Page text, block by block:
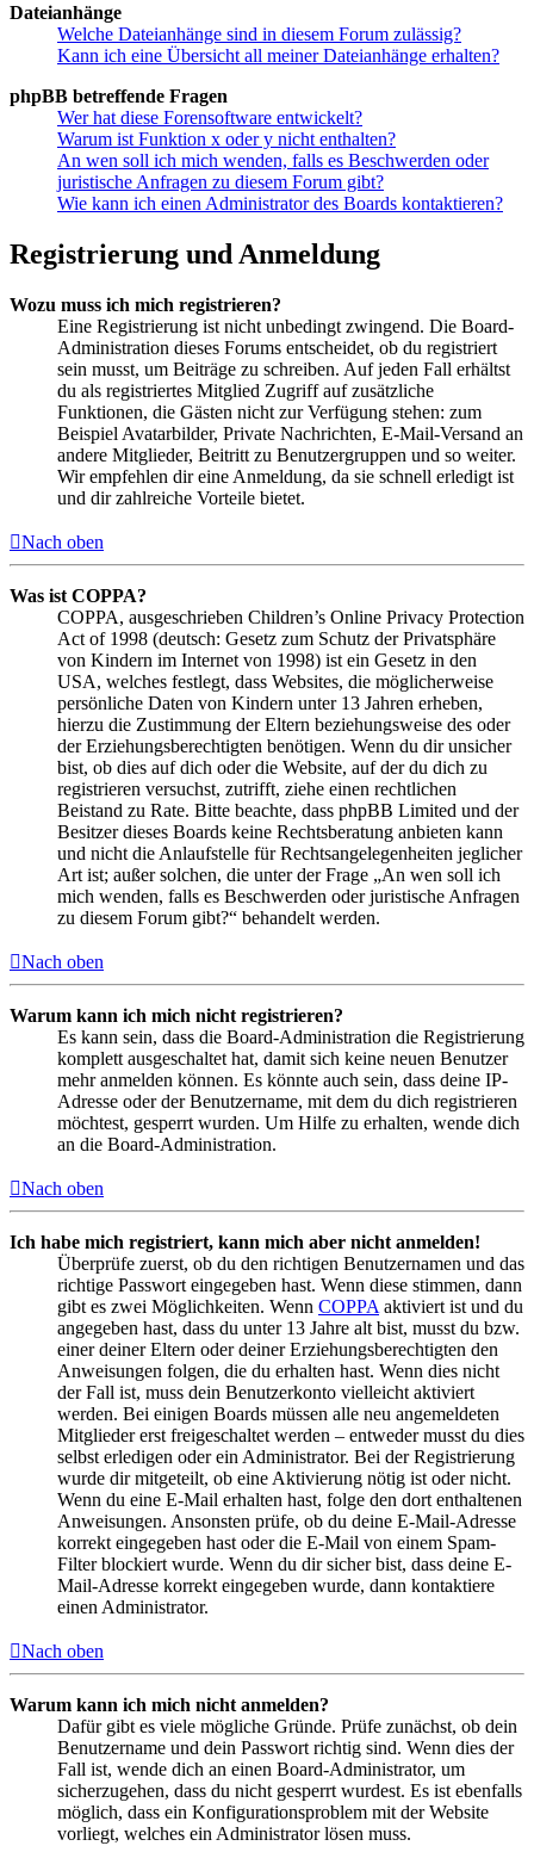
Dateianhänge
Welche Dateianhänge sind in diesem Forum zulässig?
Kann ich eine Übersicht all meiner Dateianhänge erhalten?
phpBB betreffende Fragen
Wer hat diese Forensoftware entwickelt?
Warum ist Funktion x oder y nicht enthalten?
An wen soll ich mich wenden, falls es Beschwerden oder
juristische Anfragen zu diesem Forum gibt?
Wie kann ich einen Administrator des Boards kontaktieren?
Registrierung und Anmeldung
Wozu muss ich mich registrieren?
Eine Registrierung ist nicht unbedingt zwingend. Die Board-
Administration dieses Forums entscheidet, ob du registriert
sein musst, um Beiträge zu schreiben. Auf jeden Fall erhältst
du als registriertes Mitglied Zugriff auf zusätzliche
Funktionen, die Gästen nicht zur Verfügung stehen: zum
Beispiel Avatarbilder, Private Nachrichten, E-Mail-Versand an
andere Mitglieder, Beitritt zu Benutzergruppen und so weiter.
Wir empfehlen dir eine Anmeldung, da sie schnell erledigt ist
und dir zahlreiche Vorteile bietet.
Nach oben
Was ist COPPA?
COPPA, ausgeschrieben Children’s Online Privacy Protection
Act of 1998 (deutsch: Gesetz zum Schutz der Privatsphäre
von Kindern im Internet von 1998) ist ein Gesetz in den
USA, welches festlegt, dass Websites, die möglicherweise
persönliche Daten von Kindern unter 13 Jahren erheben,
hierzu die Zustimmung der Eltern beziehungsweise des oder
der Erziehungsberechtigten benötigen. Wenn du dir unsicher
bist, ob dies auf dich oder die Website, auf der du dich zu
registrieren versuchst, zutrifft, ziehe einen rechtlichen
Beistand zu Rate. Bitte beachte, dass phpBB Limited und der
Besitzer dieses Boards keine Rechtsberatung anbieten kann
und nicht die Anlaufstelle für Rechtsangelegenheiten jeglicher
Art ist; außer solchen, die unter der Frage „An wen soll ich
mich wenden, falls es Beschwerden oder juristische Anfragen
zu diesem Forum gibt?“ behandelt werden.
Nach oben
Warum kann ich mich nicht registrieren?
Es kann sein, dass die Board-Administration die Registrierung
komplett ausgeschaltet hat, damit sich keine neuen Benutzer
mehr anmelden können. Es könnte auch sein, dass deine IP-
Adresse oder der Benutzername, mit dem du dich registrieren
möchtest, gesperrt wurden. Um Hilfe zu erhalten, wende dich
an die Board-Administration.
Nach oben
Ich habe mich registriert, kann mich aber nicht anmelden!
Überprüfe zuerst, ob du den richtigen Benutzernamen und das
richtige Passwort eingegeben hast. Wenn diese stimmen, dann
gibt es zwei Möglichkeiten. Wenn COPPA aktiviert ist und du
angegeben hast, dass du unter 13 Jahre alt bist, musst du bzw.
einer deiner Eltern oder deiner Erziehungsberechtigten den
Anweisungen folgen, die du erhalten hast. Wenn dies nicht
der Fall ist, muss dein Benutzerkonto vielleicht aktiviert
werden. Bei einigen Boards müssen alle neu angemeldeten
Mitglieder erst freigeschaltet werden – entweder musst du dies
selbst erledigen oder ein Administrator. Bei der Registrierung
wurde dir mitgeteilt, ob eine Aktivierung nötig ist oder nicht.
Wenn du eine E-Mail erhalten hast, folge den dort enthaltenen
Anweisungen. Ansonsten prüfe, ob du deine E-Mail-Adresse
korrekt eingegeben hast oder die E-Mail von einem Spam-
Filter blockiert wurde. Wenn du dir sicher bist, dass deine E-
Mail-Adresse korrekt eingegeben wurde, dann kontaktiere
einen Administrator.
Nach oben
Warum kann ich mich nicht anmelden?
Dafür gibt es viele mögliche Gründe. Prüfe zunächst, ob dein
Benutzername und dein Passwort richtig sind. Wenn dies der
Fall ist, wende dich an einen Board-Administrator, um
sicherzugehen, dass du nicht gesperrt wurdest. Es ist ebenfalls
möglich, dass ein Konfigurationsproblem mit der Website
vorliegt, welches ein Administrator lösen muss.